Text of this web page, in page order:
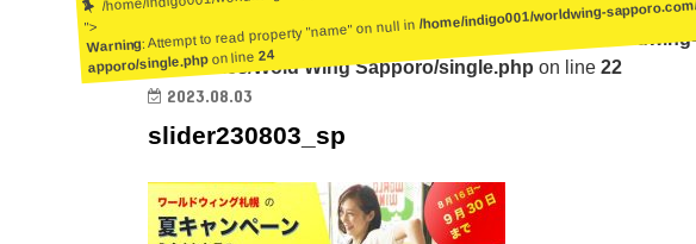
Warning: Undefined array key 0 in
/home/indigo001/
ent/themes/Wold Wing Sapporo/single.php on line 22
">
Warning: Attempt to read property "name" on null in
apporo/single.phpon line24
2023.08.03
slider230803_sp